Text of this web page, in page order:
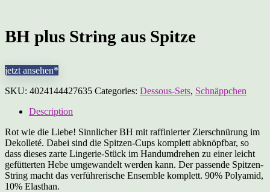
BH plus String aus Spitze
jetzt ansehen*
SKU: 4024144427635 Categories: Dessous-Sets, Schnäppchen
Description
Rot wie die Liebe! Sinnlicher BH mit raffinierter Zierschnürung im
Dekolleté. Dabei sind die Spitzen-Cups komplett abknöpfbar, so
dass dieses zarte Lingerie-Stück im Handumdrehen zu einer leicht
gefütterten Hebe umgewandelt werden kann. Der passende Spitzen-
String macht das verführerische Ensemble komplett. 90% Polyamid,
10% Elasthan.